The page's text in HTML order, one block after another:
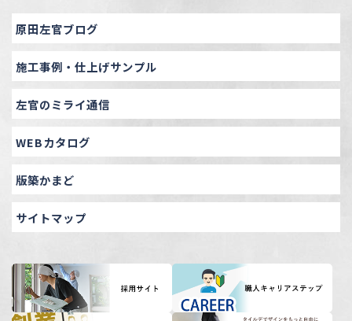
原田左官ブログ
施工事例・仕上げサンプル
左官のミライ通信
WEBカタログ
版築かまど
サイトマップ